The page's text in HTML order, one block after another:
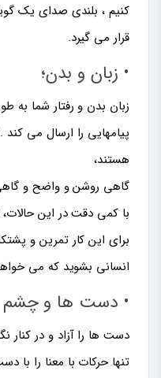
قرار می گیرد.
• زبان و بدن؛
زبان بدن و رفتار شما به
پیامهایی را ارسال می کند
هستند،
گاهی روشن و واضح و
با کمی دقت در این حالات،
برای این کار تمرین و
انسانی بشوید که می
• دست ها و چشم
دست ها را آزاد و در کنار
تنها حرکات با معنا را با